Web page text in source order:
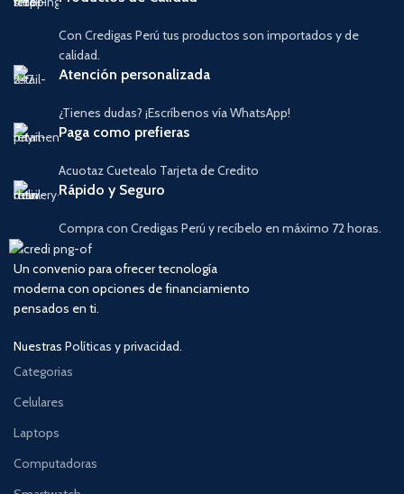
Con Credigas Perú tus productos son importados y de
calidad.
Atención personalizada
¿Tienes dudas? ¡Escríbenos vía WhatsApp!
Paga como prefieras
Acuotaz Cuetealo Tarjeta de Credito
Rápido y Seguro
Compra con Credigas Perú y recíbelo en máximo 72 horas.
Un convenio para ofrecer tecnología
moderna con opciones de financiamiento
pensados en ti.
Nuestras Políticas y privacidad.
Categorias
Celulares
Laptops
Computadoras